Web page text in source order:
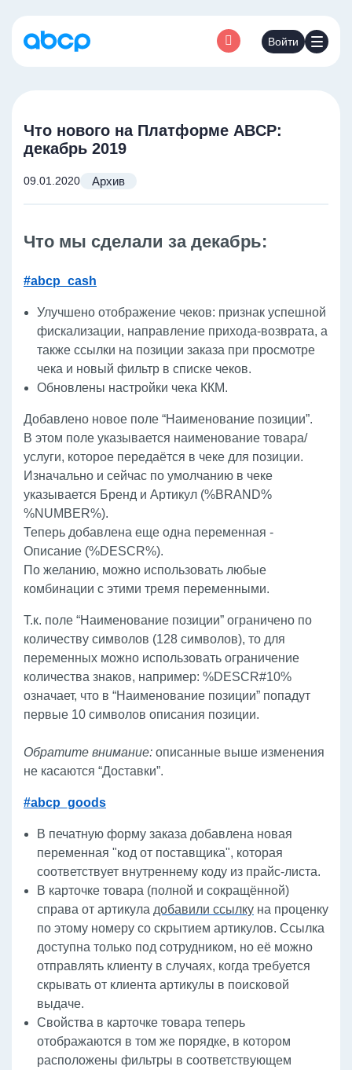
Войти
Что нового на Платформе ABCP:
декабрь 2019
09.01.2020 Архив
Что мы сделали за декабрь:
#abcp_cash
Улучшено отображение чеков: признак успешной
фискализации, направление прихода-возврата, а
также ссылки на позиции заказа при просмотре
чека и новый фильтр в списке чеков.
Обновлены настройки чека ККМ.
Добавлено новое поле “Наименование позиции”.
В этом поле указывается наименование товара/
услуги, которое передаётся в чеке для позиции.
Изначально и сейчас по умолчанию в чеке
указывается Бренд и Артикул (%BRAND%
%NUMBER%).
Теперь добавлена еще одна переменная -
Описание (%DESCR%).
По желанию, можно использовать любые
комбинации с этими тремя переменными.
Т.к. поле “Наименование позиции” ограничено по
количеству символов (128 символов), то для
переменных можно использовать ограничение
количества знаков, например: %DESCR#10%
означает, что в “Наименование позиции” попадут
первые 10 символов описания позиции.
Обратите внимание: описанные выше изменения
не касаются “Доставки”.
#abcp_goods
В печатную форму заказа добавлена новая
переменная "код от поставщика", которая
соответствует внутреннему коду из прайс-листа.
В карточке товара (полной и сокращённой)
справа от артикула добавили ссылку на проценку
по этому номеру со скрытием артикулов. Ссылка
доступна только под сотрудником, но её можно
отправлять клиенту в случаях, когда требуется
скрывать от клиента артикулы в поисковой
выдаче.
Свойства в карточке товара теперь
отображаются в том же порядке, в котором
расположены фильтры в соответствующем